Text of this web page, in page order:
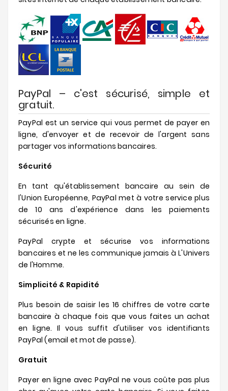
PayPal – c'est sécurisé, simple et
gratuit.
PayPal est un service qui vous permet de payer en
ligne, d'envoyer et de recevoir de l'argent sans
partager vos informations bancaires.
Sécurité
En tant qu'établissement bancaire au sein de
l'Union Européenne, PayPal met à votre service plus
de 10 ans d'expérience dans les paiements
sécurisés en ligne.
PayPal crypte et sécurise vos informations
bancaires et ne les communique jamais à L'Univers
de l'Homme.
Simplicité & Rapidité
Plus besoin de saisir les 16 chiffres de votre carte
bancaire à chaque fois que vous faites un achat
en ligne. Il vous suffit d'utiliser vos identifiants
PayPal (email et mot de passe).
Gratuit
Payer en ligne avec PayPal ne vous coûte pas plus